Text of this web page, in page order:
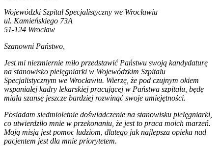
Wojewódzki Szpital Specjalistyczny we Wrocławiu
ul. Kamieńskiego 73A
51-124 Wrocław
Szanowni Państwo,
Jest mi niezmiernie miło przedstawić Państwu swoją kandydaturę
na stanowisko pielęgniarki w Wojewódzkim Szpitalu
Specjalistycznym we Wrocławiu. Wierzę, że pod czujnym okiem
wspaniałej kadry lekarskiej pracującej w Państwa szpitalu, będę
miała szansę jeszcze bardziej rozwinąć swoje umiejętności.
Posiadam siedmioletnie doświadczenie na stanowisku pielęgniarki,
co utwierdziło mnie w przekonaniu, że jest to praca moich marzeń.
Moją misją jest pomoc ludziom, dlatego jak najlepsza opieka nad
pacjentem jest dla mnie priorytetem.